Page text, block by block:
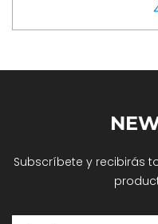
Subscríbete y recibirás